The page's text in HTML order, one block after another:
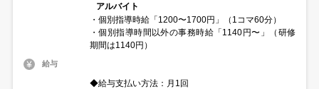
給与
アルバイト
・個別指導時給「1200〜1700円」（1コマ60分）
・個別指導時間以外の事務時給「1140円〜」（研修
期間は1140円）
◆給与支払い方法：月1回